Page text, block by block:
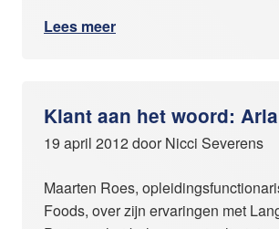
Lees meer
Klant aan het woord:
19 april 2012 door Nicci Severens
Maarten Roes,
Foods, over zijn ervaringen met